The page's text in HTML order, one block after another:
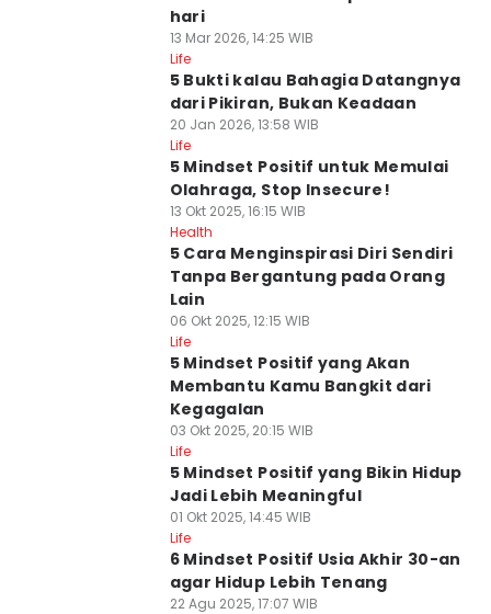
hari
13 Mar 2026, 14:25 WIB
Life
5 Bukti kalau Bahagia Datangnya
dari Pikiran, Bukan Keadaan
20 Jan 2026, 13:58 WIB
Life
5 Mindset Positif untuk Memulai
Olahraga, Stop Insecure!
13 Okt 2025, 16:15 WIB
Health
5 Cara Menginspirasi Diri Sendiri
Tanpa Bergantung pada Orang
Lain
06 Okt 2025, 12:15 WIB
Life
5 Mindset Positif yang Akan
Membantu Kamu Bangkit dari
Kegagalan
03 Okt 2025, 20:15 WIB
Life
5 Mindset Positif yang Bikin Hidup
Jadi Lebih Meaningful
01 Okt 2025, 14:45 WIB
Life
6 Mindset Positif Usia Akhir 30-an
agar Hidup Lebih Tenang
22 Agu 2025, 17:07 WIB